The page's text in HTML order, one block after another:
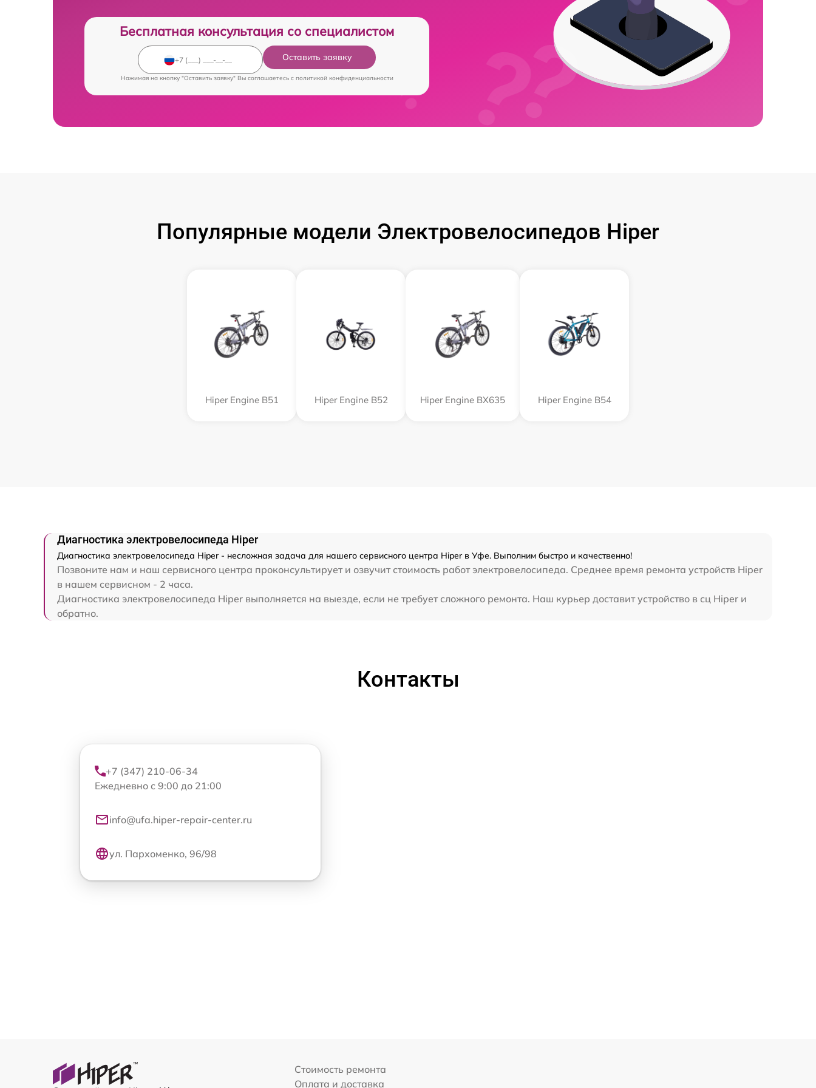
Бесплатная консультация со специалистом
Оставить заявку
Нажимая на кнопку "Оставить заявку" Вы соглашаетесь c политикой конфиденциальности
Популярные модели Электровелосипедов Hiper
Hiper Engine B51 Hiper Engine B52 Hiper Engine BX635 Hiper Engine B54
Диагностика электровелосипеда Hiper
Диагностика электровелосипеда Hiper - несложная задача для нашего сервисного центра Hiper в Уфе. Выполним быстро и качественно!
Позвоните нам и наш сервисного центра проконсультирует и озвучит стоимость работ электровелосипеда. Среднее время ремонта устройств Hiper
в нашем сервисном - 2 часа.
Диагностика электровелосипеда Hiper выполняется на выезде, если не требует сложного ремонта. Наш курьер доставит устройство в сц Hiper и
обратно.
Контакты
+7 (347) 210-06-34
Ежедневно с 9:00 до 21:00
info@ufa.hiper-repair-center.ru
ул. Пархоменко, 96/98
Стоимость ремонта
Оплата и доставка